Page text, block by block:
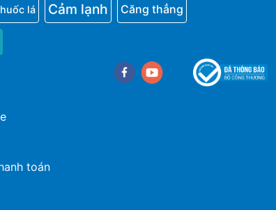
lá Cảm lạnh Căng thẳng
toán
Facebookyoutube